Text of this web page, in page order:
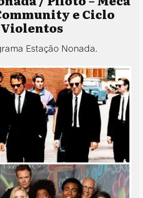
e Ciclo
Estação Nonada.